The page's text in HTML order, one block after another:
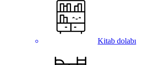
Kitab dolabı